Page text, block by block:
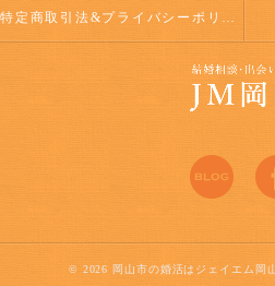
特定商取引法&プライバシーポリシー
© 2026 岡山市の婚活はジェイエム岡